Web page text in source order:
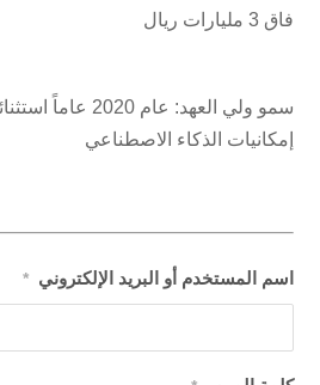
فاق 3 مليارات ريال
سمو ولي العهد: عام 2020
إمكانيات الذكاء الاصطناعي
اسم المستخدم أو البريد الإلكتروني *